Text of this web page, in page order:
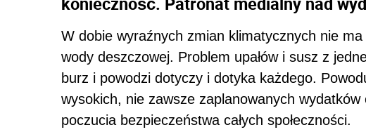
W dobie wyraźnych zmian klimatycznych nie
wody deszczowej. Problem upałów i susz z
burz i powodzi dotyczy i dotyka każdego.
wysokich, nie zawsze zaplanowanych
poczucia bezpieczeństwa całych społeczności.